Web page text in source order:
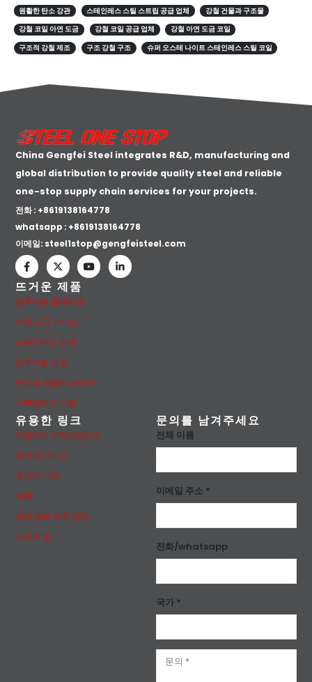
원활한 탄소 강관
스테인레스 스틸 스트립 공급 업체
강철 건물과 구조물
강철 코일 아연 도금
강철 코일 공급 업체
강철 아연 도금 코일
구조적 강철 제조
구조 강철 구조 슈퍼 오스테 나이트 스테인레스 스틸 코일
China Gengfei Steel integrates R&D, manufacturing and
global distribution to provide quality steel and reliable
one-stop supply chain services for your projects.
전화 : +8619138164778
whatsapp : +8619138164778
이메일: steel1stop@gengfeisteel.com
뜨거운 제품
알루미늄 플레이트
아연 도금 파이프
스테인리스 강관
알루미늄 코일
탄소강 원활한 파이프
스테인레스 스틸
유용한 링크
저희에게 연락하십시오
우리의 서비스
우리에 대해
제품
개인 정보 보호 정책
사이트 맵
문의를 남겨주세요
전체 이름
이메일 주소 *
전화/whatsapp
국가 *